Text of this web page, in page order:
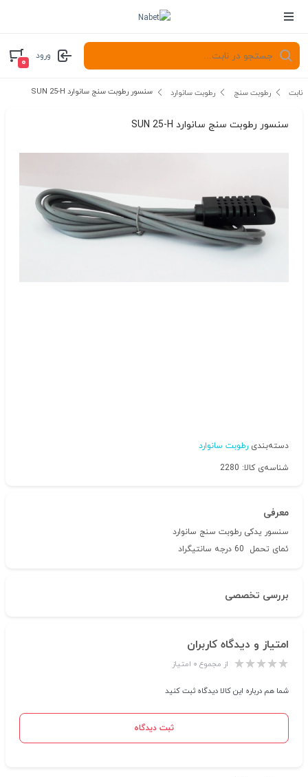
ورود
۰
نابت رطوبت سنج رطوبت سانوارد سنسور رطوبت سنج سانوارد SUN 25-H
سنسور رطوبت سنج سانوارد SUN 25-H
دسته‌بندی رطوبت سانوارد
شناسه‌ی کالا: 2280
معرفی
سنسور یدکی رطوبت سنج سانوارد
ئمای تحمل 60 درجه سانتیگراد
بررسی تخصصی
امتیاز و دیدگاه کاربران
از مجموع ۰ امتیاز
شما هم درباره این کالا دیدگاه ثبت کنید
ثبت دیدگاه